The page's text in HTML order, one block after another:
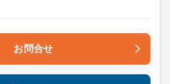
お問合せ